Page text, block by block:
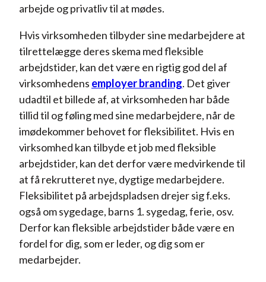
arbejde og privatliv til at mødes.
Hvis virksomheden tilbyder sine medarbejdere at
tilrettelægge deres skema med fleksible
arbejdstider, kan det være en rigtig god del af
virksomhedens employer branding. Det giver
udadtil et billede af, at virksomheden har både
tillid til og føling med sine medarbejdere, når de
imødekommer behovet for fleksibilitet. Hvis en
virksomhed kan tilbyde et job med fleksible
arbejdstider, kan det derfor være medvirkende til
at få rekrutteret nye, dygtige medarbejdere.
Fleksibilitet på arbejdspladsen drejer sig f.eks.
også om sygedage, barns 1. sygedag, ferie, osv.
Derfor kan fleksible arbejdstider både være en
fordel for dig, som er leder, og dig som er
medarbejder.